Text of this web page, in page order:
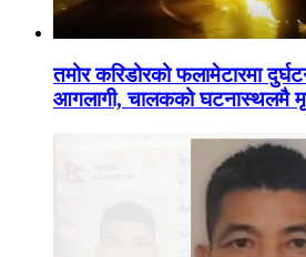
तमोर करिडोरको फलामेटारमा
आगलागी, चालकको घटनास्थलमै